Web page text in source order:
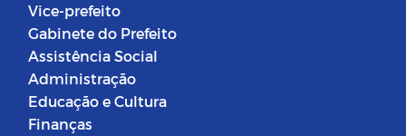
Vice-prefeito
Gabinete do Prefeito
Assistência Social
Administração
Educação e Cultura
Finanças